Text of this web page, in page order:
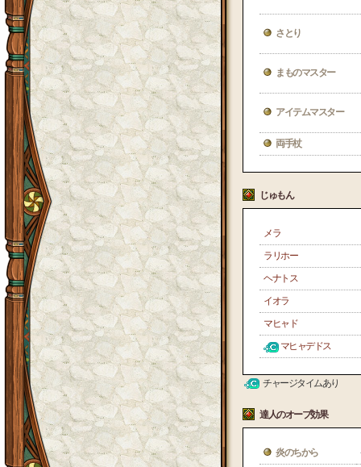
さとり
まものマスター
アイテムマスター
両手杖
じゅもん
メラ
ラリホー
ヘナトス
イオラ
マヒャド
マヒャデドス
チャージタイムあり
達人のオーブ効果
炎のちから